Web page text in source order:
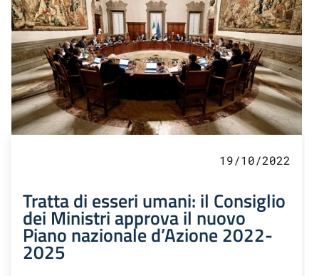
19/10/2022
Tratta di esseri umani: il Consiglio
dei Ministri approva il nuovo
Piano nazionale d’Azione 2022-
2025